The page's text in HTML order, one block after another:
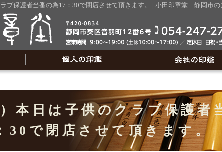
ブ保護者当番の為17：30で閉店させて頂きます。 | 小田印章堂｜静岡市
本日は子供のクラブ保護者
30で閉店させて頂きます。